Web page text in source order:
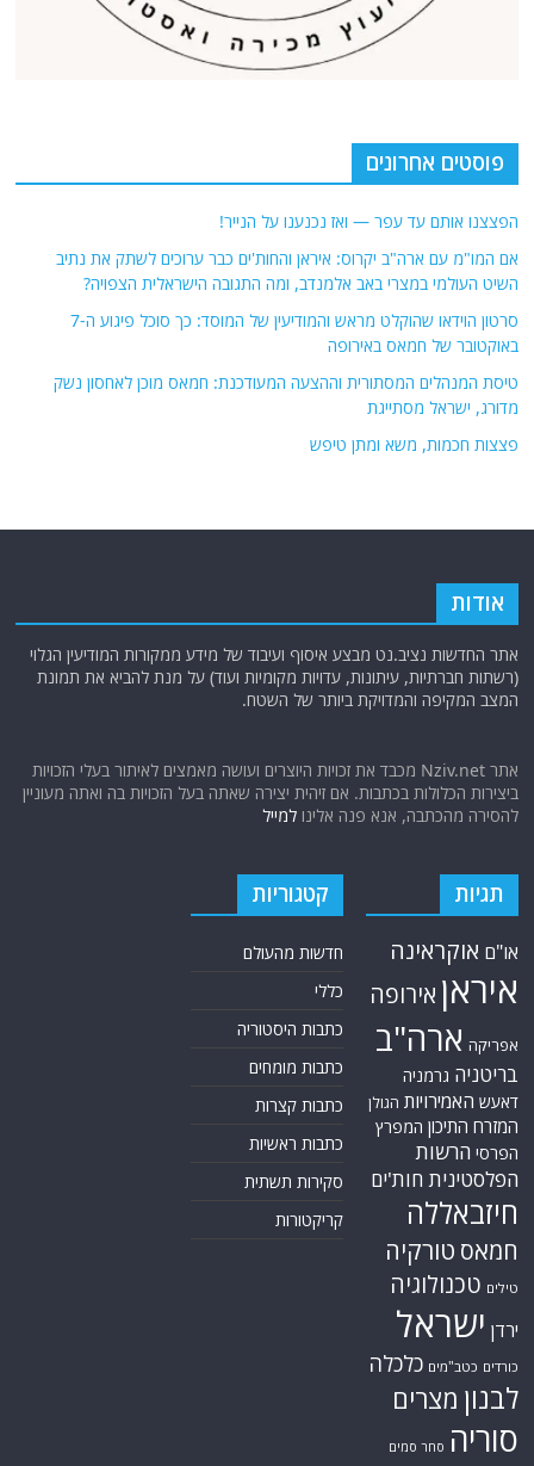
פוסטים אחרונים
הפצצנו אותם עד עפר — ואז נכנענו על הנייר!
אם המו"מ עם ארה"ב יקרוס: איראן והחות'ים כבר ערוכים לשתק את נתיב
השיט העולמי במצרי באב אלמנדב, ומה התגובה הישראלית הצפויה?
סרטון הוידאו שהוקלט מראש והמודיעין של המוסד: כך סוכל פיגוע ה-7
באוקטובר של חמאס באירופה
טיסת המנהלים המסתורית וההצעה המעודכנת: חמאס מוכן לאחסון נשק
מדורג, ישראל מסתייגת
פצצות חכמות, משא ומתן טיפש
אודות
אתר החדשות נציב.נט מבצע איסוף ועיבוד של מידע ממקורות המודיעין הגלוי
(רשתות חברתיות, עיתונות, עדויות מקומיות ועוד) על מנת להביא את תמונת
המצב המקיפה והמדויקת ביותר של השטח.
אתר Nziv.net מכבד את זכויות היוצרים ועושה מאמצים לאיתור בעלי הזכויות
ביצירות הכלולות בכתבות. אם זיהית יצירה שאתה בעל הזכויות בה ואתה מעוניין
להסירה מהכתבה, אנא פנה אלינולמייל
תגיות
או"ם אוקראינה
איראן אירופה
אפריקה ארה"ב
בריטניה גרמניה
דאעש האמירויות הגולן
המזרח התיכון המפרץ
הפרסי הרשות
הפלסטינית חות'ים
חיזבאללה
חמאס טורקיה
טילים טכנולוגיה
ירדן ישראל
כורדים כטב"מים כלכלה
לבנון מצרים
סוריה סחר סמים
קטגוריות
חדשות מהעולם
כללי
כתבות היסטוריה
כתבות מומחים
כתבות קצרות
כתבות ראשיות
סקירות תשתית
קריקטורות